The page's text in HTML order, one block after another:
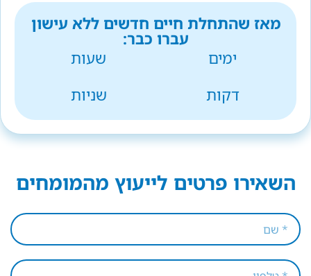
מאז שהתחלת חיים חדשים ללא עישון
עברו כבר:
ימים
שעות
דקות
שניות
השאירו פרטים לייעוץ מהמומחים